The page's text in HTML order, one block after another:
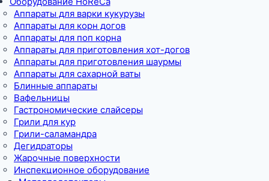
Аппараты для варки кукурузы
Аппараты для корн догов
Аппараты для поп корна
Аппараты для приготовления хот-догов
Аппараты для приготовления шаурмы
Аппараты для сахарной ваты
Блинные аппараты
Вафельницы
Гастрономические слайсеры
Грили для кур
Грили-саламандра
Дегидраторы
Жарочные поверхности
Инспекционное оборудование